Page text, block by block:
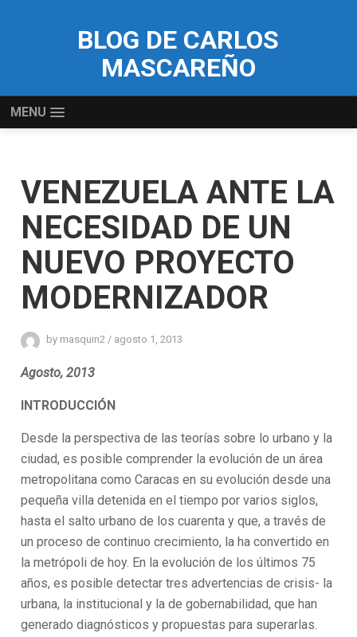
BLOG DE CARLOS
MASCAREÑO
MENU
VENEZUELA ANTE LA
NECESIDAD DE UN
NUEVO PROYECTO
MODERNIZADOR
by masquin2 / agosto 1, 2013
Agosto, 2013
INTRODUCCIÓN
Desde la perspectiva de las teorías sobre lo urbano y la
ciudad, es posible comprender la evolución de un área
metropolitana como Caracas en su evolución desde una
pequeña villa detenida en el tiempo por varios siglos,
hasta el salto urbano de los cuarenta y que, a través de
un proceso de continuo crecimiento, la ha convertido en
la metrópoli de hoy. En la evolución de los últimos 75
años, es posible detectar tres advertencias de crisis- la
urbana, la institucional y la de gobernabilidad, que han
generado diagnósticos y propuestas para superarlas.